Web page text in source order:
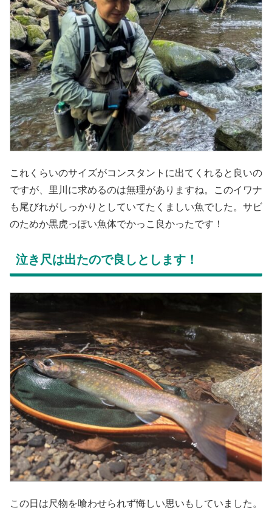
これくらいのサイズがコンスタントに出てくれると良いの
ですが、里川に求めるのは無理がありますね。このイワナ
も尾びれがしっかりとしていてたくましい魚でした。サビ
のためか黒虎っぽい魚体でかっこ良かったです！
泣き尺は出たので良しとします！
この日は尺物を喰わせられず悔しい思いもしていました。